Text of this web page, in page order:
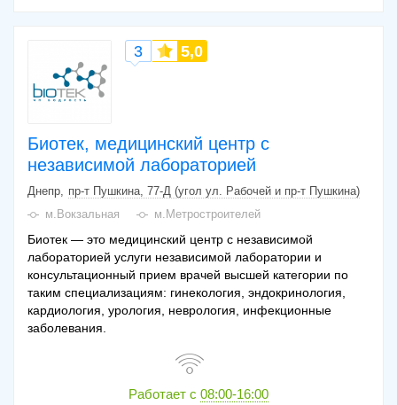
Биотек, медицинский центр с
независимой лабораторией
3 5,0
Днепр
пр-т Пушкина, 77-Д (угол ул. Рабочей и пр-т Пушкина)
м.Вокзальная
м.Метростроителей
Биотек — это медицинский центр с независимой
лабораторией услуги независимой лаборатории и
консультационный прием врачей высшей категории по
таким специализациям: гинекология, эндокринология,
кардиология, урология, неврология, инфекционные
заболевания.
Работает с 08:00-16:00